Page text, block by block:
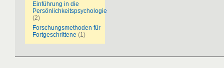
Einführung in die
Persönlichkeitspsychologie
(2)
Forschungsmethoden für
Fortgeschrittene (1)